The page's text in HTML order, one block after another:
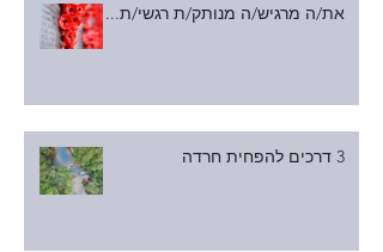
את/ה מרגיש/ה מנותק/ת רגשי/ת...
3 דרכים להפחית חרדה